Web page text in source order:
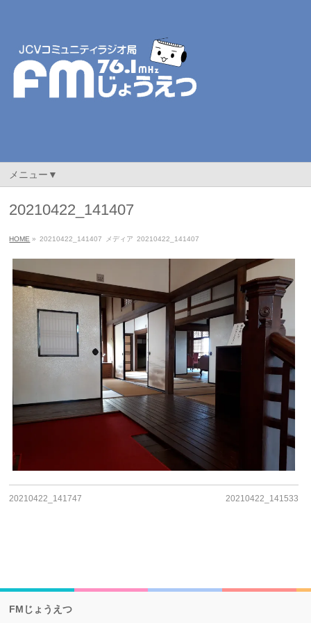
メニュー▼
20210422_141407
HOME » 20210422_141407 メディア 20210422_141407
20210422_141747 20210422_141533
FMじょうえつ